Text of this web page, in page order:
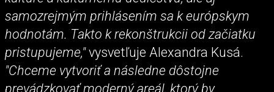
samozrejmým prihlásením sa k európskym
hodnotám. Takto k rekonštrukcii od začiatku
pristupujeme,"vysvetľuje Alexandra Kusá.
"Chceme vytvoriť a následne dôstojne
prevádzkovať moderný areál, ktorý by